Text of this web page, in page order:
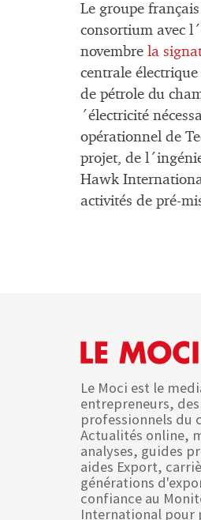
Le groupe
consortium avec
novembre la
centrale
de pétrole du
´électricité
opérationnel de
projet, de
Hawk
activités de pré-
Le Moci est le
entrepreneurs,
professionnels du
Actualités online,
analyses, guides
aides Export,
générations
confiance au
International